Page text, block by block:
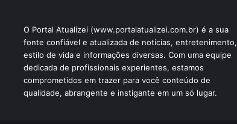
O Portal Atualizei (www.portalatualizei.com.br) é a sua
fonte confiável e atualizada de notícias, entretenimento,
estilo de vida e informações diversas. Com uma equipe
dedicada de profissionais experientes, estamos
comprometidos em trazer para você conteúdo de
qualidade, abrangente e instigante em um só lugar.